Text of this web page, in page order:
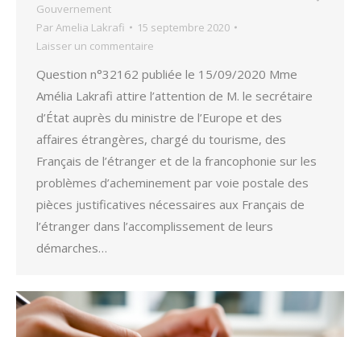
Gouvernement
Par Amelia Lakrafi
15 septembre 2020
Laisser un commentaire
Question n°32162 publiée le 15/09/2020 Mme
Amélia Lakrafi attire l’attention de M. le secrétaire
d’État auprès du ministre de l’Europe et des
affaires étrangères, chargé du tourisme, des
Français de l’étranger et de la francophonie sur les
problèmes d’acheminement par voie postale des
pièces justificatives nécessaires aux Français de
l’étranger dans l’accomplissement de leurs
démarches…